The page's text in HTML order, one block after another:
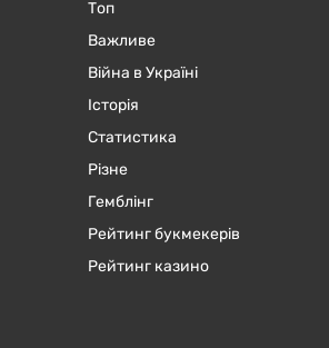
Топ
Важливе
Війна в Україні
Історія
Статистика
Різне
Гемблінг
Рейтинг букмекерів
Рейтинг казино